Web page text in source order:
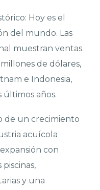
Hoy es el
del mundo. Las
muestran ventas
de dólares,
e Indonesia,
años.
de un crecimiento
acuícola
con
y una